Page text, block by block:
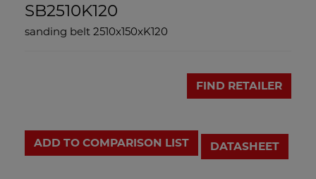
SB2510K120
sanding belt 2510x150xK120
FIND RETAILER
ADD TO COMPARISON LIST DATASHEET